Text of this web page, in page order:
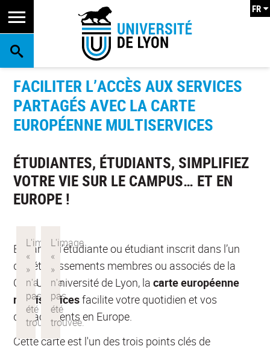
RECHERCHE
FR
FACILITER L’ACCÈS AUX SERVICES
PARTAGÉS AVEC LA CARTE
EUROPÉENNE MULTISERVICES
ÉTUDIANTES, ÉTUDIANTS, SIMPLIFIEZ
VOTRE VIE SUR LE CAMPUS… ET EN
EUROPE !
En tant qu’étudiante ou étudiant inscrit dans l’un
des établissements membres ou associés de la
ComUE Université de Lyon, lacarte européenne
multiservicesfacilite votre quotidien et vos
déplacements en Europe.
Cette carte est l'un des trois points clés de